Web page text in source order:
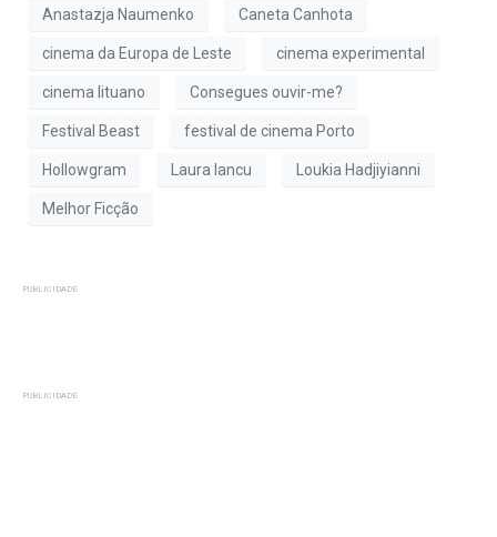
Anastazja Naumenko Caneta Canhota
cinema da Europa de Leste cinema experimental
cinema lituano Consegues ouvir-me?
Festival Beast festival de cinema Porto
Hollowgram Laura Iancu Loukia Hadjiyianni
Melhor Ficção
PUBLICIDADE
PUBLICIDADE